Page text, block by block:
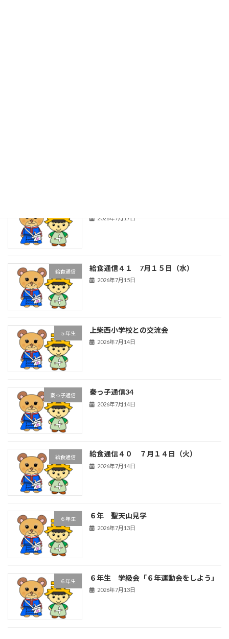
2026年7月17日
給食通信 給食通信４１ 7月１５日（水）
2026年7月15日
５年生 上柴西小学校との交流会
2026年7月14日
秦っ子通信 秦っ子通信34
2026年7月14日
給食通信 給食通信４０ ７月１４日（火）
2026年7月14日
６年生 ６年 聖天山見学
2026年7月13日
６年生 ６年生 学級会「６年運動会をしよう」
2026年7月13日